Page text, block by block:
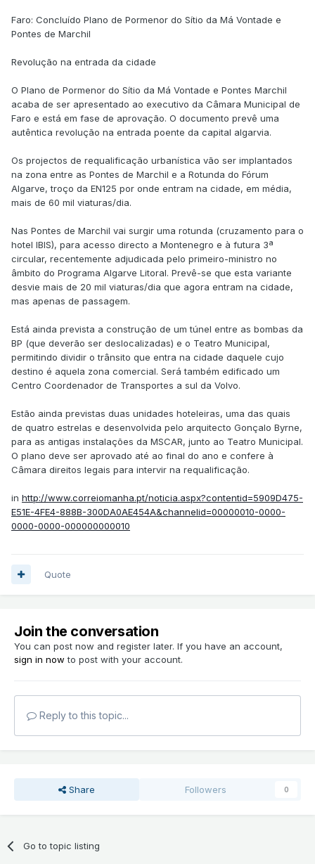
Faro: Concluído Plano de Pormenor do Sítio da Má Vontade e
Pontes de Marchil
Revolução na entrada da cidade
O Plano de Pormenor do Sítio da Má Vontade e Pontes Marchil
acaba de ser apresentado ao executivo da Câmara Municipal de
Faro e está em fase de aprovação. O documento prevê uma
autêntica revolução na entrada poente da capital algarvia.
Os projectos de requalificação urbanística vão ser implantados
na zona entre as Pontes de Marchil e a Rotunda do Fórum
Algarve, troço da EN125 por onde entram na cidade, em média,
mais de 60 mil viaturas/dia.
Nas Pontes de Marchil vai surgir uma rotunda (cruzamento para o
hotel IBIS), para acesso directo a Montenegro e à futura 3ª
circular, recentemente adjudicada pelo primeiro-ministro no
âmbito do Programa Algarve Litoral. Prevê-se que esta variante
desvie mais de 20 mil viaturas/dia que agora entram na cidade,
mas apenas de passagem.
Está ainda prevista a construção de um túnel entre as bombas da
BP (que deverão ser deslocalizadas) e o Teatro Municipal,
permitindo dividir o trânsito que entra na cidade daquele cujo
destino é aquela zona comercial. Será também edificado um
Centro Coordenador de Transportes a sul da Volvo.
Estão ainda previstas duas unidades hoteleiras, uma das quais
de quatro estrelas e desenvolvida pelo arquitecto Gonçalo Byrne,
para as antigas instalações da MSCAR, junto ao Teatro Municipal.
O plano deve ser aprovado até ao final do ano e confere à
Câmara direitos legais para intervir na requalificação.
in http://www.correiomanha.pt/noticia.aspx?contentid=5909D475-
E51E-4FE4-888B-300DA0AE454A&channelid=00000010-0000-
0000-0000-000000000010
Quote
Join the conversation
You can post now and register later. If you have an account,
sign in now to post with your account.
Reply to this topic...
Share Followers 0
Go to topic listing